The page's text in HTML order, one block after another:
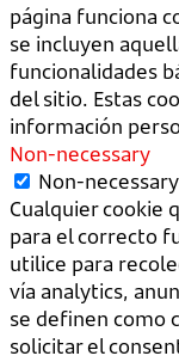
página funciona
se incluyen
funcionalidades
del sitio. Estas
información
Non-necessary
Non-necessary
Cualquier cookie
para el correcto
utilice para
vía analytics,
se definen como
solicitar el